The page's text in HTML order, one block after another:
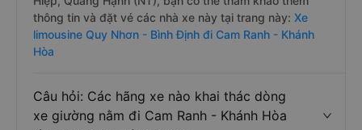
thông tin và đặt vé các nhà xe này tại trang này: Xe
limousine Quy Nhơn - Bình Định đi Cam Ranh - Khánh
Hòa
Câu hỏi: Các hãng xe nào khai thác dòng
xe giường nằm đi Cam Ranh - Khánh Hòa